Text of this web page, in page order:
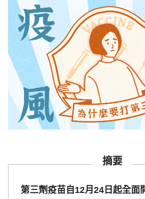
摘要
第三劑疫苗自12月24日起全面